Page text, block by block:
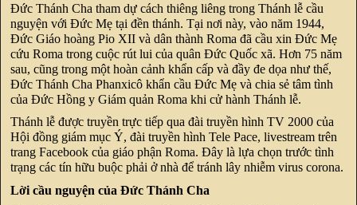
Đức Thánh Cha tham dự cách thiêng liêng trong Thánh lễ cầu
nguyện với Đức Mẹ tại đền thánh. Tại nơi này, vào năm 1944,
Đức Giáo hoàng Pio XII và dân thành Roma đã cầu xin Đức Mẹ
cứu Roma trong cuộc rút lui của quân Đức Quốc xã. Hơn 75 năm
sau, cũng trong một hoàn cảnh khẩn cấp và đầy đe dọa như thế,
Đức Thánh Cha Phanxicô khẩn cầu Đức Mẹ và chia sẻ tâm tình
của Đức Hồng y Giám quản Roma khi cử hành Thánh lễ.
Thánh lễ được truyền trực tiếp qua đài truyền hình TV 2000 của
Hội đồng giám mục Ý, đài truyền hình Tele Pace, livestream trên
trang Facebook của giáo phận Roma. Đây là lựa chọn trước tình
trạng các tín hữu buộc phải ở nhà để tránh lây nhiễm virus corona.
Lời cầu nguyện của Đức Thánh Cha